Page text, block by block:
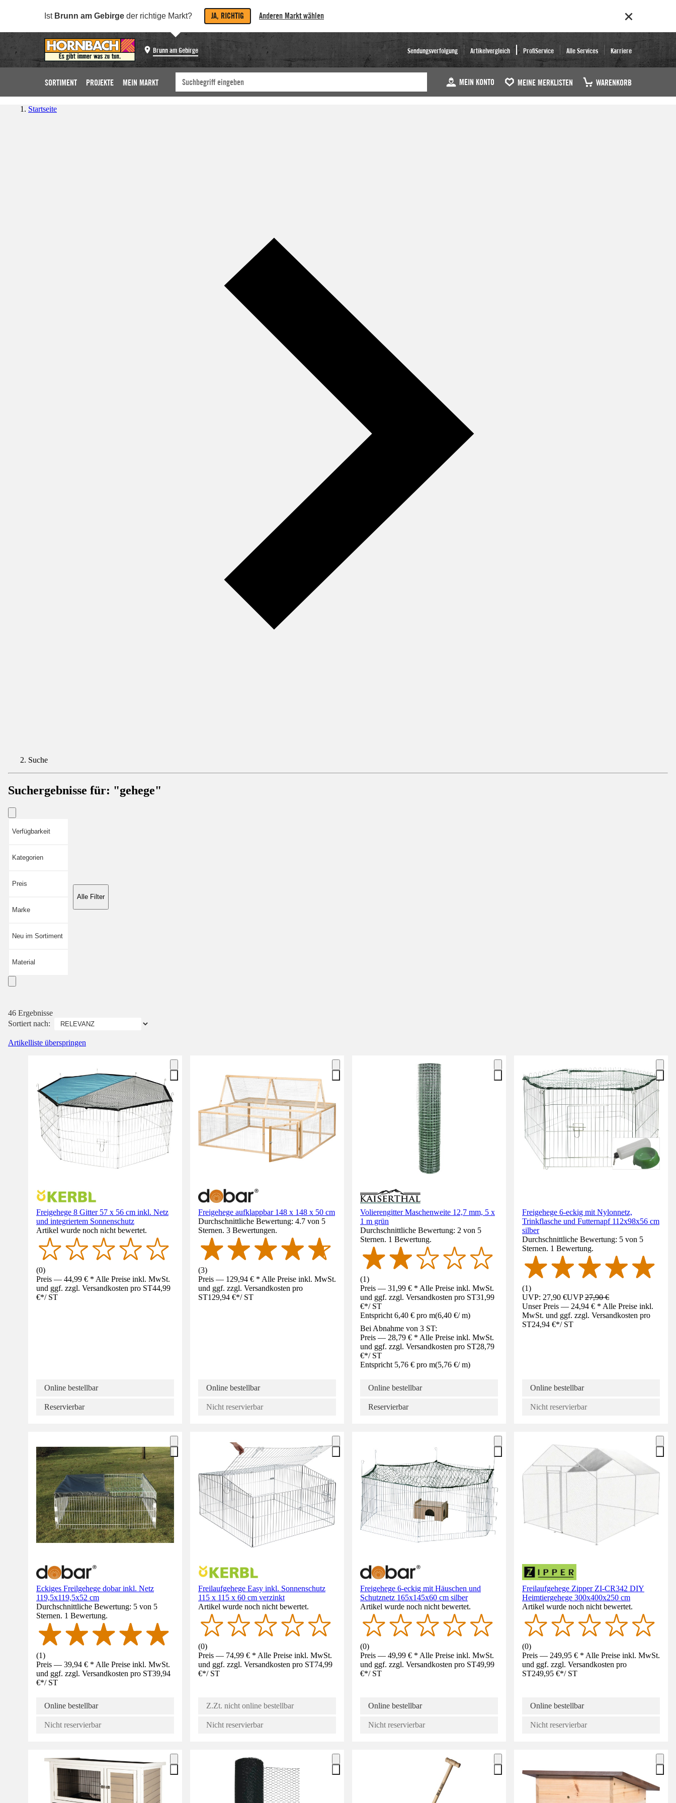
Ist Brunn am Gebirge der richtige Markt? JA, RICHTIG Anderen Markt wählen
Brunn am Gebirge Sendungsverfolgung Artikelvergleich ProfiService Alle Services Karriere
SORTIMENT PROJEKTE MEIN MARKT MEIN KONTO MEINE MERKLISTEN WARENKORB
Startseite
Suche
Suchergebnisse für: "gehege"
Verfügbarkeit
Kategorien
Preis
Marke
Neu im Sortiment
Material
Alle Filter
46 Ergebnisse
Sortiert nach:
Artikelliste überspringen
Freigehege 8 Gitter 57 x 56 cm inkl. Netz
und integriertem Sonnenschutz
Artikel wurde noch nicht bewertet.
(0)
Preis — 44,99 € * Alle Preise inkl. MwSt.
und ggf. zzgl. Versandkosten pro ST44,99
€*/ ST
Online bestellbar
Reservierbar
Freigehege aufklappbar 148 x 148 x 50 cm
Durchschnittliche Bewertung: 4.7 von 5
Sternen. 3 Bewertungen.
(3)
Preis — 129,94 € * Alle Preise inkl. MwSt.
und ggf. zzgl. Versandkosten pro
ST129,94 €*/ ST
Online bestellbar
Nicht reservierbar
Volierengitter Maschenweite 12,7 mm, 5 x
1 m grün
Durchschnittliche Bewertung: 2 von 5
Sternen. 1 Bewertung.
(1)
Preis — 31,99 € * Alle Preise inkl. MwSt.
und ggf. zzgl. Versandkosten pro ST31,99
€*/ ST
Entspricht 6,40 € pro m(6,40 €/ m)
Bei Abnahme von 3 ST:
Preis — 28,79 € * Alle Preise inkl. MwSt.
und ggf. zzgl. Versandkosten pro ST28,79
€*/ ST
Entspricht 5,76 € pro m(5,76 €/ m)
Online bestellbar
Reservierbar
Freigehege 6-eckig mit Nylonnetz,
Trinkflasche und Futternapf 112x98x56 cm
silber
Durchschnittliche Bewertung: 5 von 5
Sternen. 1 Bewertung.
(1)
UVP: 27,90 €UVP27,90 €
Unser Preis — 24,94 € * Alle Preise inkl.
MwSt. und ggf. zzgl. Versandkosten pro
ST24,94 €*/ ST
Online bestellbar
Nicht reservierbar
Eckiges Freilgehege dobar inkl. Netz
119,5x119,5x52 cm
Durchschnittliche Bewertung: 5 von 5
Sternen. 1 Bewertung.
(1)
Preis — 39,94 € * Alle Preise inkl. MwSt.
und ggf. zzgl. Versandkosten pro ST39,94
€*/ ST
Online bestellbar
Nicht reservierbar
Freilaufgehege Easy inkl. Sonnenschutz
115 x 115 x 60 cm verzinkt
Artikel wurde noch nicht bewertet.
(0)
Preis — 74,99 € * Alle Preise inkl. MwSt.
und ggf. zzgl. Versandkosten pro ST74,99
€*/ ST
Z.Zt. nicht online bestellbar
Nicht reservierbar
Freigehege 6-eckig mit Häuschen und
Schutznetz 165x145x60 cm silber
Artikel wurde noch nicht bewertet.
(0)
Preis — 49,99 € * Alle Preise inkl. MwSt.
und ggf. zzgl. Versandkosten pro ST49,99
€*/ ST
Online bestellbar
Nicht reservierbar
Freilaufgehege Zipper ZI-CR342 DIY
Heimtiergehege 300x400x250 cm
Artikel wurde noch nicht bewertet.
(0)
Preis — 249,95 € * Alle Preise inkl. MwSt.
und ggf. zzgl. Versandkosten pro
ST249,95 €*/ ST
Online bestellbar
Nicht reservierbar